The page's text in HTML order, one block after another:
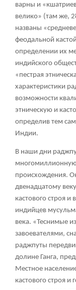
варны и
велико» (там же,
названы
феодальной
определении их
индийского
«пестрая
характеристики
возможности
этническую и
определив тем
Индии.
В наши дни
многомиллионную
происхождения.
двенадцатому
кастового строя и
индийцев
века. «Теснимые
завоевателями,
раджпуты
долине Ганга,
Местное
кастового строя и